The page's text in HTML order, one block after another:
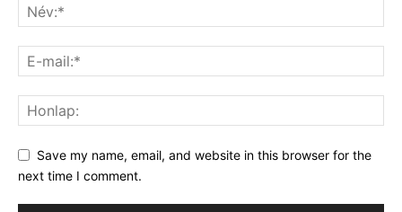
Save my name, email, and website in this browser for the
next time I comment.